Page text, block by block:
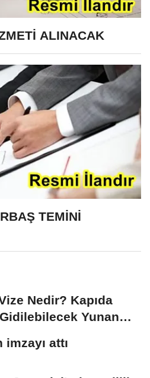
ALINACAK
TEMİNİ
Nedir? Kapıda
Yunan
imzayı attı